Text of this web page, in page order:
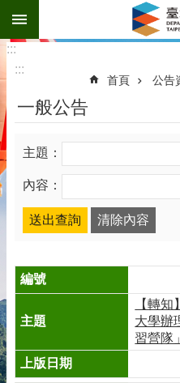
跳到主要內容區塊
:::
:::
首頁 公告
一般公告
主題：
內容：
【轉
大學辦
習營隊